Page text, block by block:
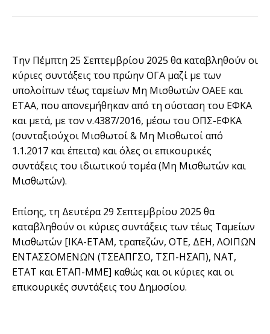
Την Πέμπτη 25 Σεπτεμβρίου 2025 θα καταβληθούν οι
κύριες συντάξεις του πρώην ΟΓΑ μαζί με των
υπολοίπων τέως ταμείων Μη Μισθωτών ΟΑΕΕ και
ΕΤΑΑ, που απονεμήθηκαν από τη σύσταση του ΕΦΚΑ
και μετά, με τον ν.4387/2016, μέσω του ΟΠΣ-ΕΦΚΑ
(συνταξιούχοι Μισθωτοί & Μη Μισθωτοί από
1.1.2017 και έπειτα) και όλες οι επικουρικές
συντάξεις του ιδιωτικού τομέα (Μη Μισθωτών και
Μισθωτών).
Επίσης, τη Δευτέρα 29 Σεπτεμβρίου 2025 θα
καταβληθούν οι κύριες συντάξεις των τέως Ταμείων
Μισθωτών [ΙΚΑ-ΕΤΑΜ, τραπεζών, ΟΤΕ, ΔΕΗ, ΛΟΙΠΩΝ
ΕΝΤΑΣΣΟΜΕΝΩΝ (ΤΣΕΑΠΓΣΟ, ΤΣΠ-ΗΣΑΠ), ΝΑΤ,
ΕΤΑΤ και ΕΤΑΠ-ΜΜΕ] καθώς και οι κύριες και οι
επικουρικές συντάξεις του Δημοσίου.